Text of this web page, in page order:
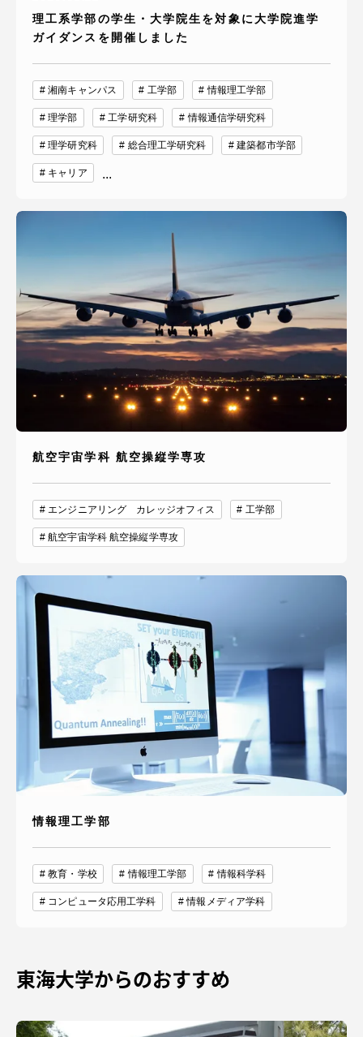
理工系学部の学生・大学院生を対象に大学院進学
ガイダンスを開催しました
湘南キャンパス 工学部 情報理工学部
理学部 工学研究科 情報通信学研究科
理学研究科 総合理工学研究科 建築都市学部
キャリア ...
航空宇宙学科 航空操縦学専攻
エンジニアリング カレッジオフィス 工学部
航空宇宙学科 航空操縦学専攻
情報理工学部
教育・学校 情報理工学部 情報科学科
コンピュータ応用工学科 情報メディア学科
東海大学からのおすすめ